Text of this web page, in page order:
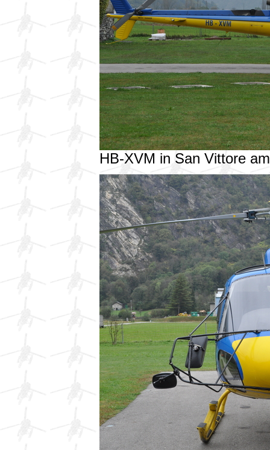
HB-XVM in San Vittore